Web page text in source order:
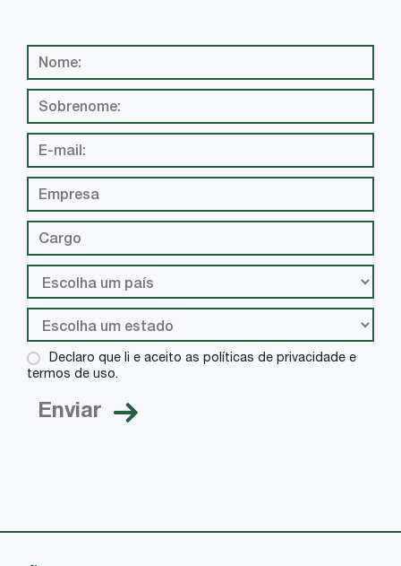
Declaro que li e aceito as políticas de privacidade e
termos de uso.